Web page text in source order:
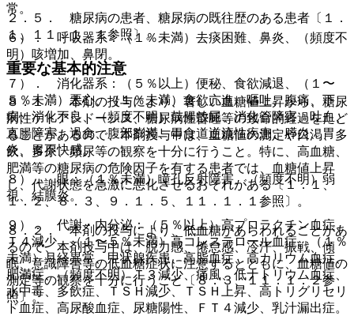
２．５． 糖尿病の患者、糖尿病の既往歴のある患者〔１．
１、１１．１．１参照〕。
重要な基本的注意
８．１． 本剤の投与により、著しい血糖値上昇から、糖尿
病性ケトアシドーシス、糖尿病性昏睡等の致命的経過をたど
ることがあるので、本剤投与中は、血糖値の測定や口渇、多
飲、多尿、頻尿等の観察を十分に行うこと。特に、高血糖、
肥満等の糖尿病の危険因子を有する患者では、血糖値上昇
し、代謝状態を急激に悪化させるおそれがある〔１．１、
１．２、８．３、９．１．５、１１．１．１参照〕。
８．２． 本剤の投与により、低血糖があらわれることがあ
るので、本剤投与中は、脱力感、倦怠感、冷汗、振戦、傾
眠、意識障害等の低血糖症状に注意するとともに、血糖値の
測定等の観察を十分に行うこと〔８．３、１１．１．２参
照〕。
常。
６）． 呼吸器系：（１％未満）去痰困難、鼻炎、（頻度不
明）咳増加、鼻閉。
７）． 消化器系：（５％以上）便秘、食欲減退、（１〜
５％未満）悪心、（１％未満）食欲亢進、嘔吐、腹痛、下
痢、消化不良、（頻度不明）鼓腸放屁、消化管障害、吐血、
直腸障害、過食、腹部膨満、胃食道逆流性疾患、膵炎、胃
炎、胃不快感。
８）． 眼：（１％未満）瞳孔反射障害、（頻度不明）弱
視、結膜炎。
９）． 代謝・内分泌：（５％以上）高プロラクチン血症、
Ｔ４減少、（１〜５％未満）高コレステロール血症、（１％
未満）月経異常、甲状腺疾患、高脂血症、高カリウム血症、
肥満症、（頻度不明）Ｔ３減少、痛風、低ナトリウム血症、
水中毒、多飲症、ＴＳＨ減少、ＴＳＨ上昇、高トリグリセリ
ド血症、高尿酸血症、尿糖陽性、ＦＴ４減少、乳汁漏出症。